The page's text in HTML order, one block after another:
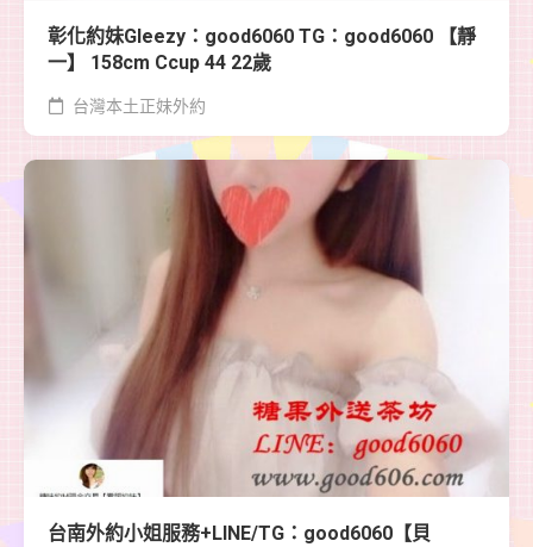
彰化約妹Gleezy：good6060 TG：good6060 【靜
一】 158cm Ccup 44 22歲
台灣本土正妹外約
台南外約小姐服務+LINE/TG：good6060【貝